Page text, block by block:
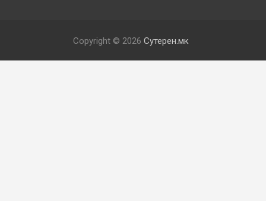
Copyright © 2026 Сутерен.мк